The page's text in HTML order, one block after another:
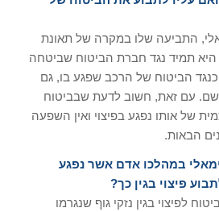
התביעה שלו במקרה של תאונת
היא תמיד נגד חברת הביטוח שביטחה
כנגד הביטוח של הרכב שפגע בו, גם
עם זאת, חשוב לדעת שבביטוח
של אותו נפגע בפיצוי ואין השפעה
הבאות.
במהלכו אדם אשר נפגע
פיצוי בגין כך?
לפיצוי בגין נזקי גוף שנגרמו